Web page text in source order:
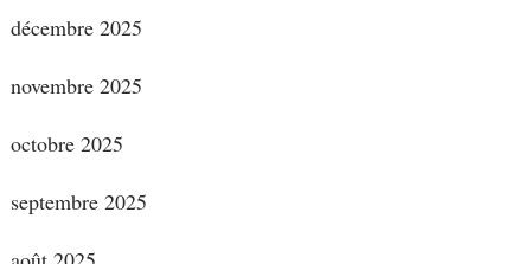
décembre 2025
novembre 2025
octobre 2025
septembre 2025